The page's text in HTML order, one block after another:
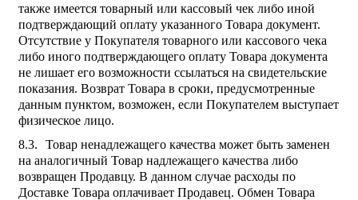
также имеется товарный или кассовый чек либо иной
подтверждающий оплату указанного Товара документ.
Отсутствие у Покупателя товарного или кассового чека
либо иного подтверждающего оплату Товара документа
не лишает его возможности ссылаться на свидетельские
показания. Возврат Товара в сроки, предусмотренные
данным пунктом, возможен, если Покупателем выступает
физическое лицо.
Товар ненадлежащего качества может быть заменен
на аналогичный Товар надлежащего качества либо
возвращен Продавцу. В данном случае расходы по
Доставке Товара оплачивает Продавец. Обмен Товара